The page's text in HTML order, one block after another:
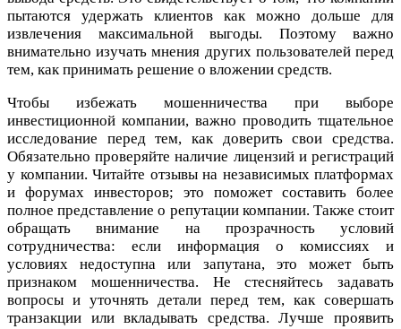
пытаются удержать клиентов как можно дольше для
извлечения максимальной выгоды. Поэтому важно
внимательно изучать мнения других пользователей перед
тем, как принимать решение о вложении средств.
Чтобы избежать мошенничества при выборе
инвестиционной компании, важно проводить тщательное
исследование перед тем, как доверить свои средства.
Обязательно проверяйте наличие лицензий и регистраций
у компании. Читайте отзывы на независимых платформах
и форумах инвесторов; это поможет составить более
полное представление о репутации компании. Также стоит
обращать внимание на прозрачность условий
сотрудничества: если информация о комиссиях и
условиях недоступна или запутана, это может быть
признаком мошенничества. Не стесняйтесь задавать
вопросы и уточнять детали перед тем, как совершать
транзакции или вкладывать средства. Лучше проявить